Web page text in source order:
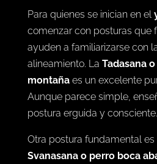
Para quienes se inician en el
comenzar con posturas que
ayuden a familiarizarse con
alineamiento. La Tadasana
montañaes un excelente
Aunque parece simple,
postura erguida y consciente.
Otra postura fundamental es
Svanasana o perro boca